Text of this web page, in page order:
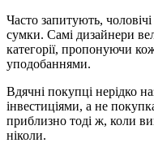
Часто запитують, чоловічі
сумки. Самі дизайнери
категорії, пропонуючи
уподобаннями.
Вдячні покупці нерідко
інвестиціями, а не
приблизно тоді ж, коли
ніколи.